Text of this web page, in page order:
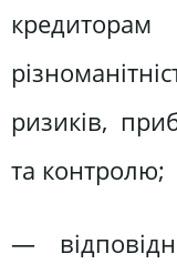
ризиків,
та контролю;
—